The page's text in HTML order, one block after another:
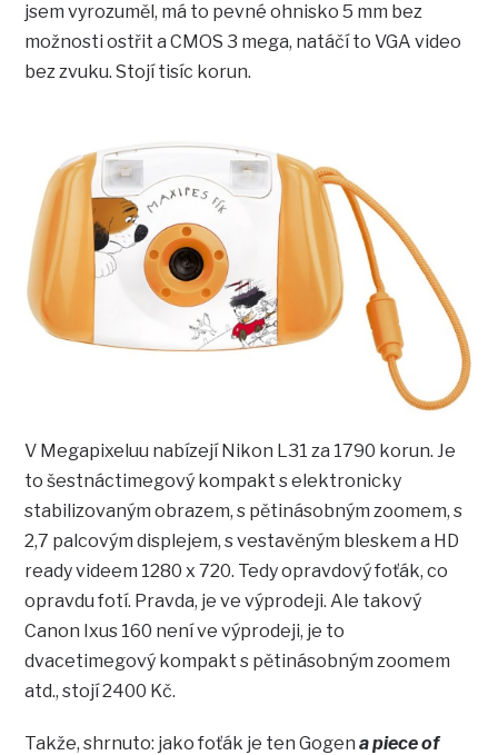
jsem vyrozuměl, má to pevné ohnisko 5 mm bez
možnosti ostřit a CMOS 3 mega, natáčí to VGA video
bez zvuku. Stojí tisíc korun.
V Megapixeluu nabízejí Nikon L31 za 1790 korun. Je
to šestnáctimegový kompakt s elektronicky
stabilizovaným obrazem, s pětinásobným zoomem, s
2,7 palcovým displejem, s vestavěným bleskem a HD
ready videem 1280 x 720. Tedy opravdový foťák, co
opravdu fotí. Pravda, je ve výprodeji. Ale takový
Canon Ixus 160 není ve výprodeji, je to
dvacetimegový kompakt s pětinásobným zoomem
atd., stojí 2400 Kč.
Takže, shrnuto: jako foťák je ten Gogena piece of